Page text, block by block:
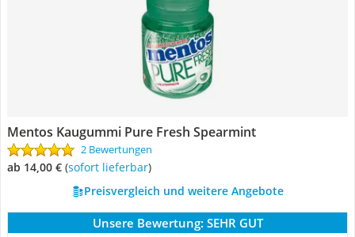
Mentos Kaugummi Pure Fresh Spearmint
2 Bewertungen
ab 14,00 € ( Sofort lieferbar)
Preisvergleich und weitere Angebote
Unsere Bewertung: SEHR GUT